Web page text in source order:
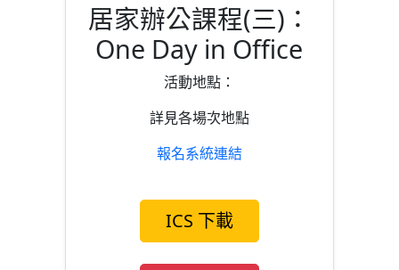
居家辦公課程(三)：
One Day in Office
活動地點：
詳見各場次地點
報名系統連結
ICS 下載